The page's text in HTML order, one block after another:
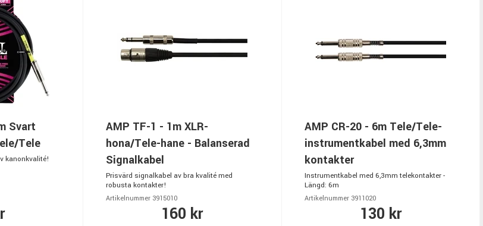
Svart
Tele
kanonkvalité!
AMP TF-1 - 1m XLR-
hona/Tele-hane - Balanserad
Signalkabel
Prisvärd signalkabel av bra kvalité med
robusta kontakter!
Artikelnummer 3915010
160 kr
AMP CR-20 - 6m Tele/Tele-
instrumentkabel med 6,3mm
kontakter
Instrumentkabel med 6,3mm telekontakter -
Längd: 6m
Artikelnummer 3911020
130 kr